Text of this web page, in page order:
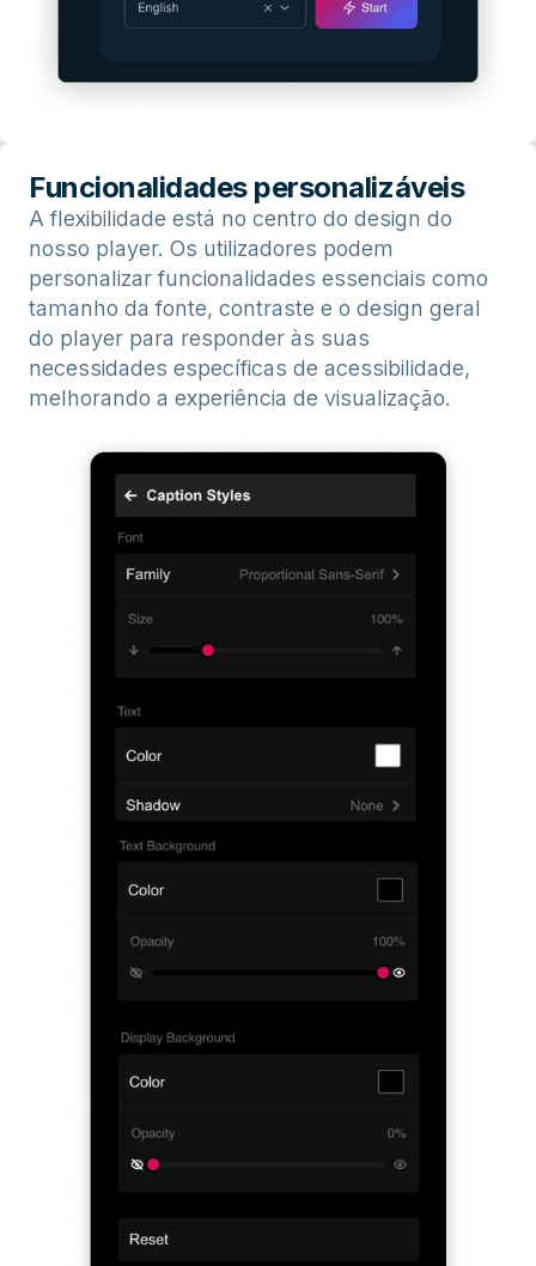
Funcionalidades personalizáveis
A flexibilidade está no centro do design do
nosso player. Os utilizadores podem
personalizar funcionalidades essenciais como
tamanho da fonte, contraste e o design geral
do player para responder às suas
necessidades específicas de acessibilidade,
melhorando a experiência de visualização.